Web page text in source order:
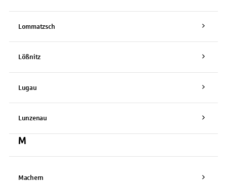
Lommatzsch
Lößnitz
Lugau
Lunzenau
M
Machern